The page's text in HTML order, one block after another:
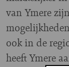
van Ymere
ook in de
heeft Ymere